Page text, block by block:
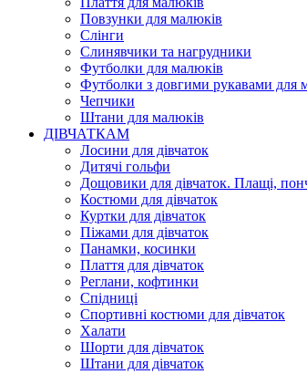
Повзунки для малюків
Слінги
Слинявчики та нагрудники
Футболки для малюків
Футболки з довгими рукавами для
Чепчики
Штани для малюків
ДІВЧАТКАМ
Лосини для дівчаток
Дитячі гольфи
Дощовики для дівчаток. Плащі,
Костюми для дівчаток
Куртки для дівчаток
Піжами для дівчаток
Панамки, косинки
Плаття для дівчаток
Реглани, кофтинки
Спідниці
Спортивні костюми для дівчаток
Халати
Шорти для дівчаток
Штани для дівчаток